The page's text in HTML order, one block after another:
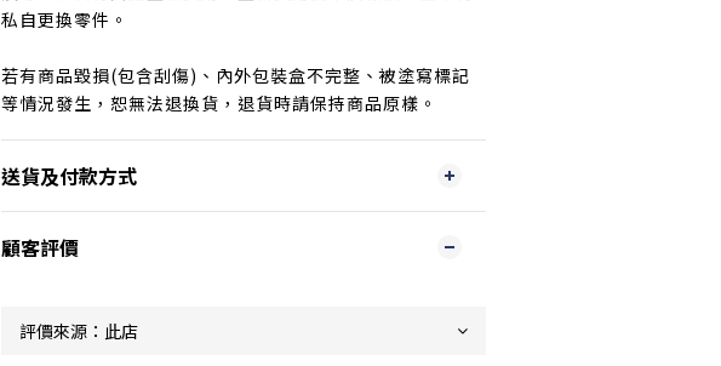
私自更換零件。
若有商品毀損(包含刮傷)、內外包裝盒不完整、被塗寫標記
等情況發生，恕無法退換貨，退貨時請保持商品原樣。
送貨及付款方式
顧客評價